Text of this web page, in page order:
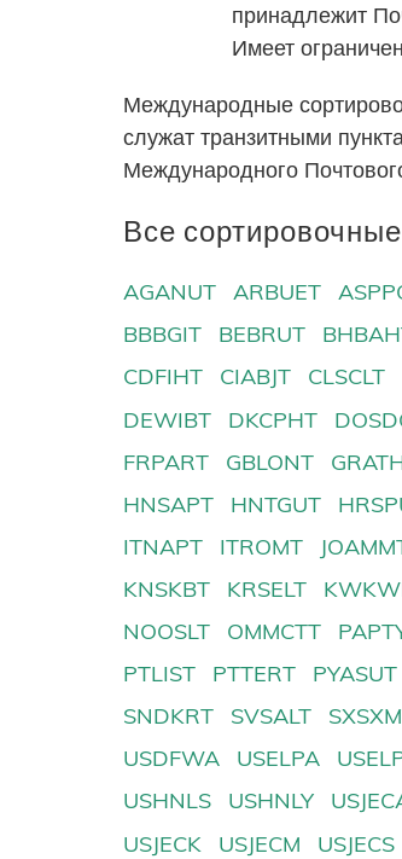
принадлежит
Имеет
Международные
служат транзитными
Международного
Все
AGANUT ARBUET
BBBGIT
BEBRUT
CDFIHT
CIABJT CLSCLT
DEWIBT
DKCPHT
FRPART
GBLONT
HNSAPT
HNTGUT
ITNAPT
ITROMT
KNSKBT
KRSELT
NOOSLT
OMMCTT
PTLIST
PTTERT PYASUT
SNDKRT
SVSALT
USDFWA
USELPA
USHNLS
USHNLY
USJECK
USJECM USJECS